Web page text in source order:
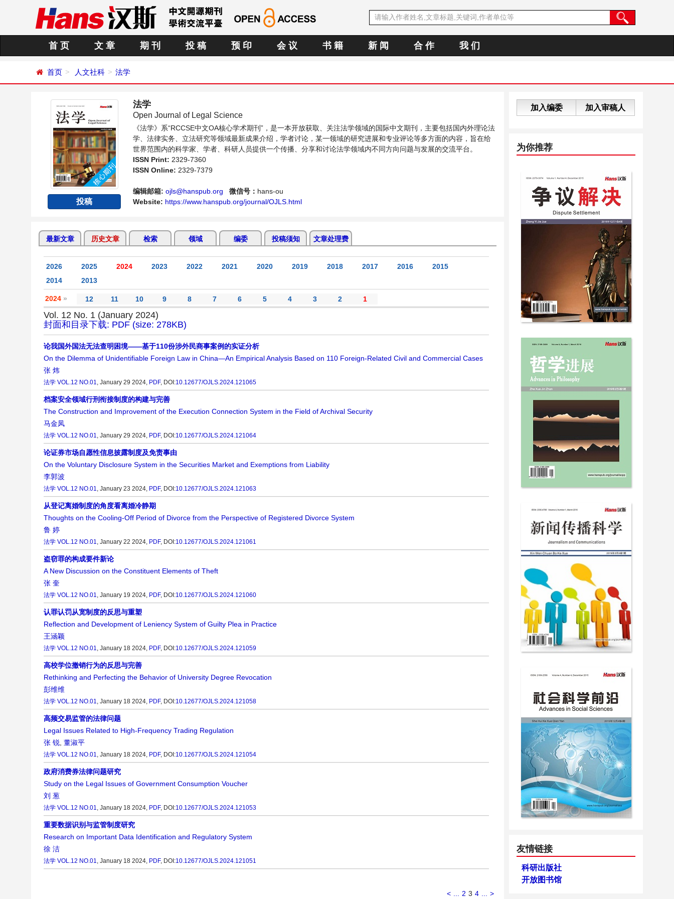
首 页 文 章 期 刊 投 稿 预 印 会 议 书 籍 新 闻 合 作 我 们
首页 人文社科 法学
投稿
法学
Open Journal of Legal Science
《法学》系“RCCSE中文OA核心学术期刊”，是一本开放获取、关注法学领域的国际中文期刊，主要包括国内外理论法
学、法律实务、立法研究等领域最新成果介绍，学者讨论，某一领域的研究进展和专业评论等多方面的内容，旨在给
世界范围内的科学家、学者、科研人员提供一个传播、分享和讨论法学领域内不同方向问题与发展的交流平台。
ISSN Print: 2329-7360
ISSN Online: 2329-7379
编辑邮箱: ojls@hanspub.org 微信号： hans-ou
Website: https://www.hanspub.org/journal/OJLS.html
最新文章 历史文章 检索 领域 编委 投稿须知 文章处理费
2026 2025 2024 2023 2022 2021 2020 2019 2018 2017 2016
2015
2014
2013
2024 » 12 11 10 9 8 7 6 5 4 3 2 1
Vol. 12 No. 1 (January 2024)
封面和目录下载: PDF (size: 278KB)
论我国外国法无法查明困境——基于110份涉外民商事案例的实证分析
On the Dilemma of Unidentifiable Foreign Law in China—An Empirical Analysis Based on 110 Foreign-Related Civil and Commercial Cases
张 炜
法学 VOL.12 NO.01, January 29 2024, PDF, DOI:10.12677/OJLS.2024.121065
档案安全领域行刑衔接制度的构建与完善
The Construction and Improvement of the Execution Connection System in the Field of Archival Security
马金凤
法学 VOL.12 NO.01, January 29 2024, PDF, DOI:10.12677/OJLS.2024.121064
论证券市场自愿性信息披露制度及免责事由
On the Voluntary Disclosure System in the Securities Market and Exemptions from Liability
李郭波
法学 VOL.12 NO.01, January 23 2024, PDF, DOI:10.12677/OJLS.2024.121063
从登记离婚制度的角度看离婚冷静期
Thoughts on the Cooling-Off Period of Divorce from the Perspective of Registered Divorce System
鲁 婷
法学 VOL.12 NO.01, January 22 2024, PDF, DOI:10.12677/OJLS.2024.121061
盗窃罪的构成要件新论
A New Discussion on the Constituent Elements of Theft
张 奎
法学 VOL.12 NO.01, January 19 2024, PDF, DOI:10.12677/OJLS.2024.121060
认罪认罚从宽制度的反思与重塑
Reflection and Development of Leniency System of Guilty Plea in Practice
王涵颖
法学 VOL.12 NO.01, January 18 2024, PDF, DOI:10.12677/OJLS.2024.121059
高校学位撤销行为的反思与完善
Rethinking and Perfecting the Behavior of University Degree Revocation
彭维维
法学 VOL.12 NO.01, January 18 2024, PDF, DOI:10.12677/OJLS.2024.121058
高频交易监管的法律问题
Legal Issues Related to High-Frequency Trading Regulation
张 锐, 董淑平
法学 VOL.12 NO.01, January 18 2024, PDF, DOI:10.12677/OJLS.2024.121054
政府消费券法律问题研究
Study on the Legal Issues of Government Consumption Voucher
刘 葱
法学 VOL.12 NO.01, January 18 2024, PDF, DOI:10.12677/OJLS.2024.121053
重要数据识别与监管制度研究
Research on Important Data Identification and Regulatory System
徐 洁
法学 VOL.12 NO.01, January 18 2024, PDF, DOI:10.12677/OJLS.2024.121051
< ... 2 3 4 ... >
加入编委 加入审稿人
为你推荐
友情链接
科研出版社
开放图书馆